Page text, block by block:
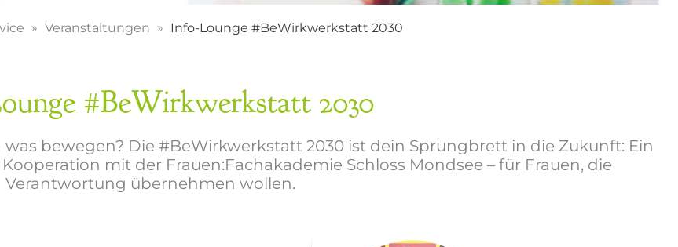
Veranstaltungen Info-Lounge #BeWirkwerkstatt 2030
#BeWirkwerkstatt 2030
bewegen? Die #BeWirkwerkstatt 2030 ist dein Sprungbrett in die Zukunft: Ein
mit der Frauen:Fachakademie Schloss Mondsee – für Frauen, die
Verantwortung übernehmen wollen.